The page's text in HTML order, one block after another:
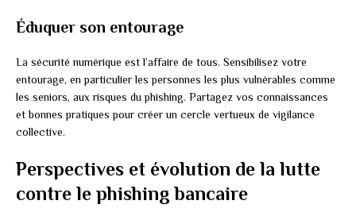
Éduquer son entourage
La sécurité numérique est l’affaire de tous. Sensibilisez votre
entourage, en particulier les personnes les plus vulnérables comme
les seniors, aux risques du phishing. Partagez vos connaissances
et bonnes pratiques pour créer un cercle vertueux de vigilance
collective.
Perspectives et évolution de la lutte
contre le phishing bancaire